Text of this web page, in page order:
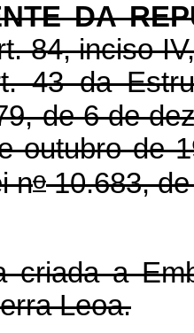
DA
84, inciso
43 da
de 6 de
outubro de
no10.683, de
a
Leoa.